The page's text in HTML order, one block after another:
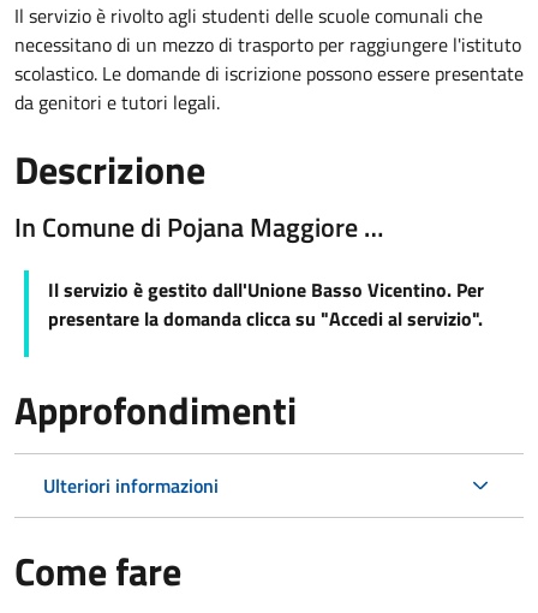
Il servizio è rivolto agli studenti delle scuole comunali che
necessitano di un mezzo di trasporto per raggiungere l'istituto
scolastico. Le domande di iscrizione possono essere presentate
da genitori e tutori legali.
Descrizione
In Comune di Pojana Maggiore …
Il servizio è gestito dall'Unione Basso Vicentino. Per
presentare la domanda clicca su "Accedi al servizio".
Approfondimenti
Ulteriori informazioni
Come fare